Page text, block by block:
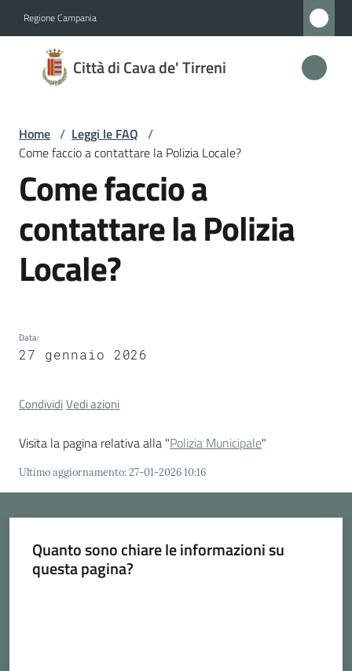
Regione Campania
Città di Cava de' Tirreni
Città
di
de'
Tirreni
Amministrazione
Novità
Vivere
Cava
Tirreni
gli
argomenti...
Home / Leggi le FAQ /
Come faccio a contattare la Polizia Locale?
Salta al contenuto
Come faccio a
contattare la Polizia
Locale?
Data:
27 gennaio 2026
CondividiVedi azioni
Visita la pagina relativa alla "Polizia Municipale"
Ultimo aggiornamento:27-01-2026 10:16
Quanto sono chiare le informazioni su
questa pagina?